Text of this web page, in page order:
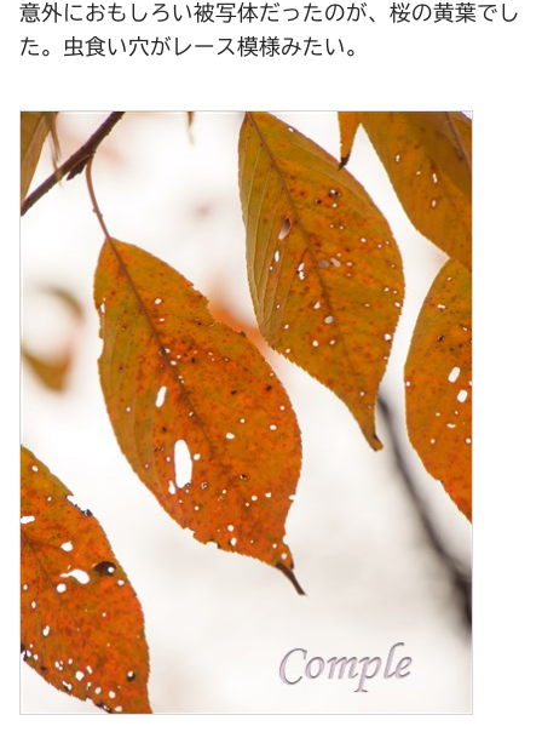
意外におもしろい被写体だったのが、桜の黄葉でし
た。虫食い穴がレース模様みたい。